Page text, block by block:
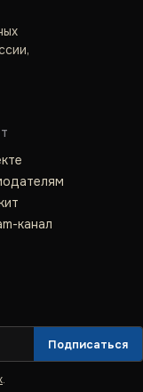
канал
Подписаться
.